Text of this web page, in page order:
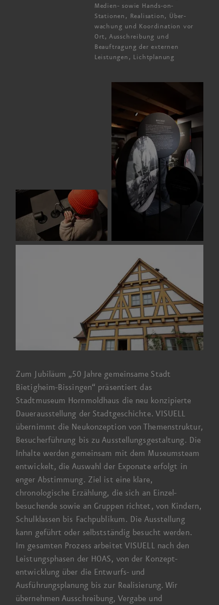
Medien- sowie Hands-on-
Stationen, Realisation, Über­
wachung und Koordination vor
Ort, Aus­schreibung und
Beauftragung der externen
Leistungen, Licht­planung
Zum Jubiläum „50 Jahre gemeinsame Stadt
Bietigheim-Bissingen“ präsentiert das
Stadtmuseum Hornmoldhaus die neu konzipierte
Dauer­ausstellung der Stadtgeschichte. VISUELL
übernimmt die Neu­konzeption von Themen­struktur,
Besucher­führung bis zu Ausstellungsgestaltung. Die
Inhalte werden gemeinsam mit dem Museums­team
entwickelt, die Auswahl der Exponate erfolgt in
enger Abstimmung. Ziel ist eine klare,
chronologische Erzählung, die sich an Einzel­
besuchende sowie an Gruppen richtet, von Kindern,
Schul­klassen bis Fachpublikum. Die Ausstellung
kann geführt oder selbstständig besucht werden.
Im gesamten Prozess arbeitet VISUELL nach den
Leistungsphasen der HOAS, von der Konzept­
entwicklung über die Entwurfs- und
Ausführungsplanung bis zur Realisierung. Wir
übernehmen Ausschreibung, Vergabe und